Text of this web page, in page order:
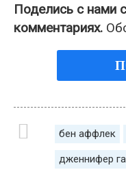
Поделись с нами
комментариях.
бен аффлек
дженнифер